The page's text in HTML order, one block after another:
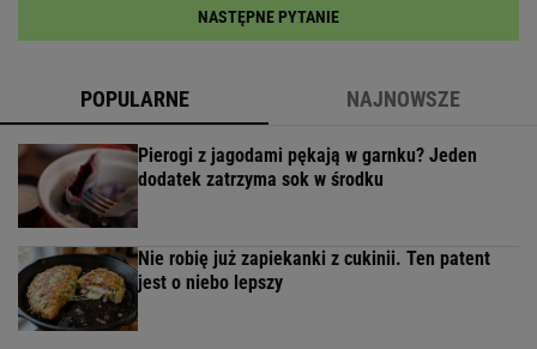
NASTĘPNE PYTANIE
POPULARNE NAJNOWSZE
Pierogi z jagodami pękają w garnku? Jeden
dodatek zatrzyma sok w środku
Nie robię już zapiekanki z cukinii. Ten patent
jest o niebo lepszy